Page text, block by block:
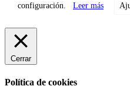
configuración.
Leer más
Cerrar
Política de cookies